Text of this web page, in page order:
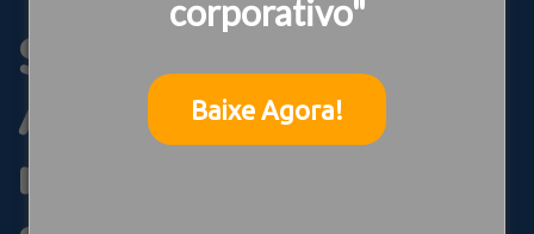
corporativo"
Baixe Agora!
Semana do Meio
Ambiente
reacende alerta